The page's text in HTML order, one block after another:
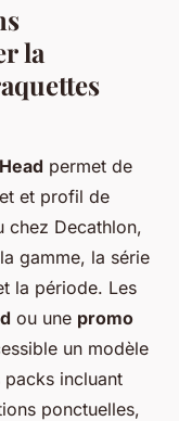
la
permet de
et profil de
chez Decathlon,
gamme, la série
la période. Les
ou une promo
un modèle
packs incluant
ponctuelles,